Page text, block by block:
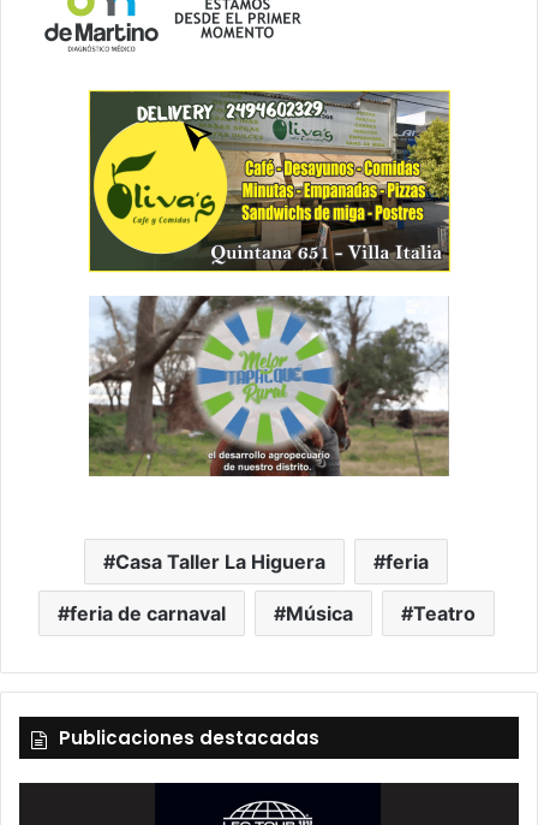
Casa Taller La Higuera feria
feria de carnaval Música Teatro
Publicaciones destacadas